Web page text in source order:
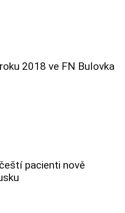
2018 ve FN Bulovka
pacienti nově